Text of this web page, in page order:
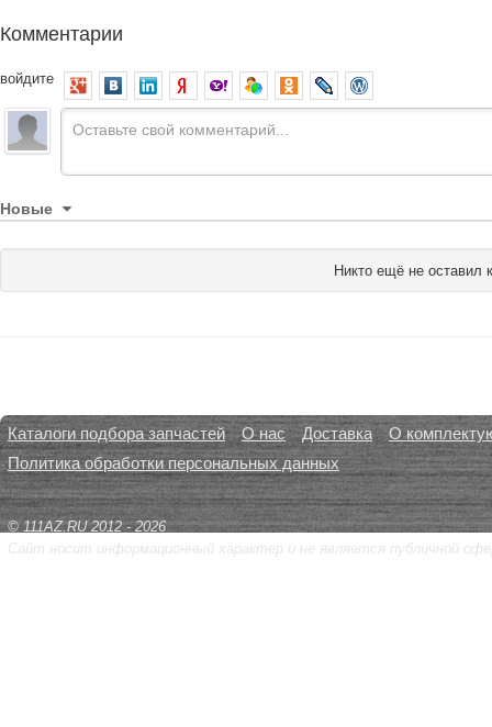
Комментарии
войдите
Новые
Никто ещё не оставил
Каталоги подбора запчастей О нас Доставка
О
Политика обработки персональных данных
© 111AZ.RU 2012 - 2026
Сайт носит информационный характер и не является публичной